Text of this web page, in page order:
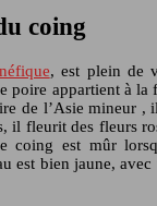
coing
, est plein de
poire appartient à la
de l’Asie mineur ,
il fleurit des fleurs
coing est mûr
est bien jaune,